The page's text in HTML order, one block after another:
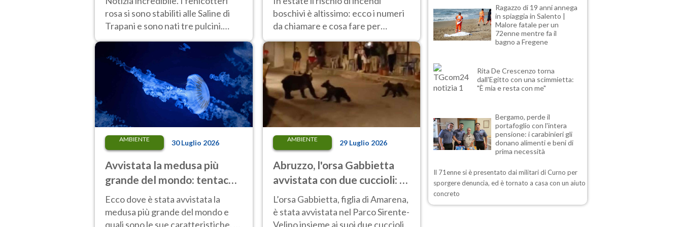
riserva
rosa si sono stabiliti alle Saline di
Trapani e sono nati tre pulcini.
Ecco cosa è successo e perché
boschivi è altissimo: ecco i numeri
da chiamare e cosa fare per
mettersi in salvo
AMBIENTE 30 Luglio 2026
Avvistata la medusa più
grande del mondo: tentacoli
lunghi oltre 30 metri, più di
un tram cittadino
Ecco dove è stata avvistata la
medusa più grande del mondo e
quali sono le sue caratteristiche. A
AMBIENTE 29 Luglio 2026
Abruzzo, l'orsa Gabbietta
avvistata con due cuccioli: è
la figlia di Amarena
L’orsa Gabbietta, figlia di Amarena,
è stata avvistata nel Parco Sirente-
Velino insieme ai suoi due cuccioli.
Ragazzo di 19 anni annega
in spiaggia in Salento |
Malore fatale per un
72enne mentre fa il
bagno a Fregene
Rita De Crescenzo torna
dall'Egitto con una scimmietta:
"È mia e resta con me"
Bergamo, perde il
portafoglio con l'intera
pensione: i carabinieri gli
donano alimenti e beni di
prima necessità
Il 71enne si è presentato dai militari di Curno per
sporgere denuncia, ed è tornato a casa con un aiuto
concreto